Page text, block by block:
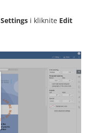
Settings i kliknite Edit